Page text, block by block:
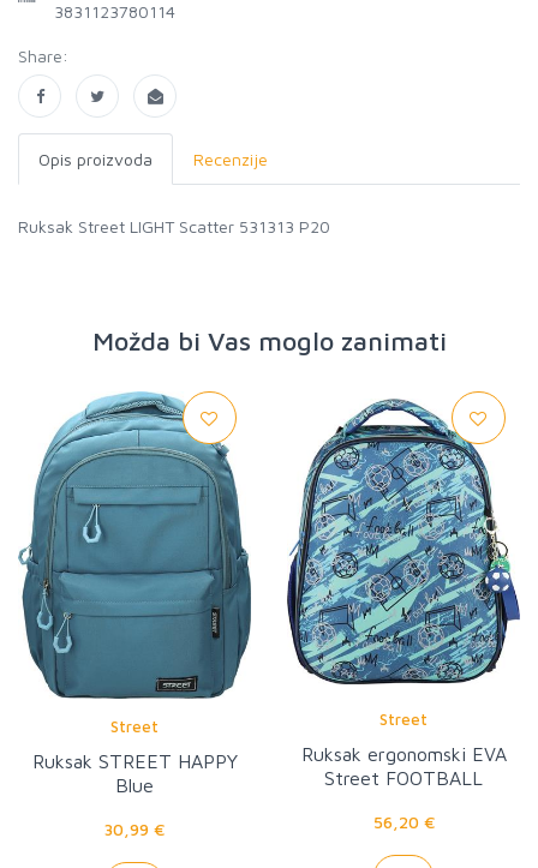
3831123780114
Share:
Opis proizvoda Recenzije
Ruksak Street LIGHT Scatter 531313 P20
Možda bi Vas moglo zanimati
Street
Ruksak STREET HAPPY
Blue
30,99 €
Street
Ruksak ergonomski EVA
Street FOOTBALL
56,20 €